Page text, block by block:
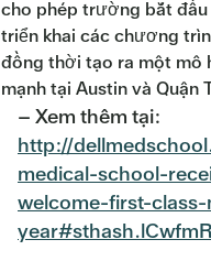
cho phép trường bắt đầu
triển khai các chương
đồng thời tạo ra một mô
mạnh tại Austin và Quận
– Xem thêm tại:
http://
medical-school-
welcome-first-class-